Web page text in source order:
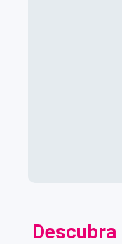
Descubra